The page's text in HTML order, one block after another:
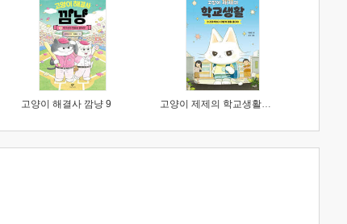
고양이 해결사 깜냥 9 고양이 제제의 학교생활 1 : 초등학생이 이렇게 힘들 줄이야